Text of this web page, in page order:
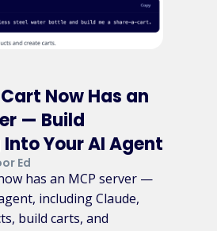
Now Has an
— Build
Your AI Agent
Ed
has an MCP server —
including Claude,
build carts, and